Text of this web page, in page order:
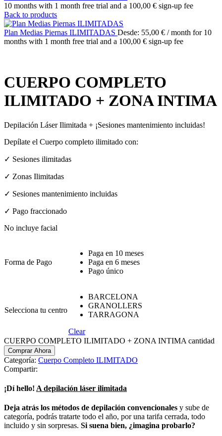
10 months with 1 month free trial and a 100,00 € sign-up fee
Back to products
Plan Medias Piernas ILIMITADAS Desde: 55,00 € / month for 10
months with 1 month free trial and a 100,00 € sign-up fee
CUERPO COMPLETO
ILIMITADO + ZONA INTIMA
Depilación Láser Ilimitada + ¡Sesiones mantenimiento incluidas!
Depílate el Cuerpo completo ilimitado con:
✓ Sesiones ilimitadas
✓ Zonas Ilimitadas
✓ Sesiones mantenimiento incluidas
✓ Pago fraccionado
No incluye facial
Forma de Pago
Paga en 10 meses
Paga en 6 meses
Pago único
Selecciona tu centro
BARCELONA
GRANOLLERS
TARRAGONA
Clear
CUERPO COMPLETO ILIMITADO + ZONA INTIMA cantidad
Comprar Ahora
Categoría: Cuerpo Completo ILIMITADO
Compartir:
¡Dí hello! A depilación láser ilimitada
Deja atrás los métodos de depilación convencionales y sube de
categoría, podrás tratarte todo el año, por una tarifa cerrada, todo
incluido y sin sorpresas. Si suena bien, ¿imagina probarlo?